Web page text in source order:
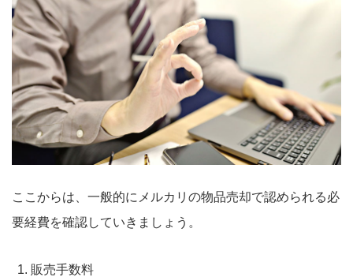
ここからは、一般的にメルカリの物品売却で認められる必
要経費を確認していきましょう。
販売手数料